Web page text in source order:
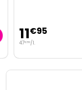
11€95
€80/l.